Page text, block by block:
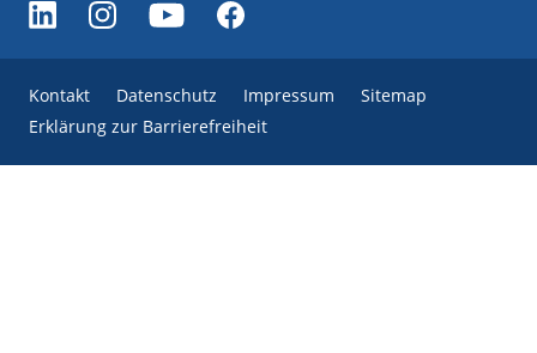
Kontakt Datenschutz Impressum
Sitemap
Erklärung zur Barrierefreiheit